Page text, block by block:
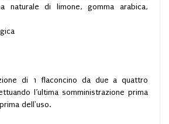
naturale di limone, gomma arabica,
di 1 flaconcino da due a quattro
l’ultima somministrazione prima
dell'uso.